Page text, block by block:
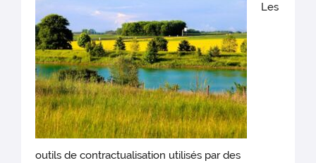
Les
outils de contractualisation utilisés par des